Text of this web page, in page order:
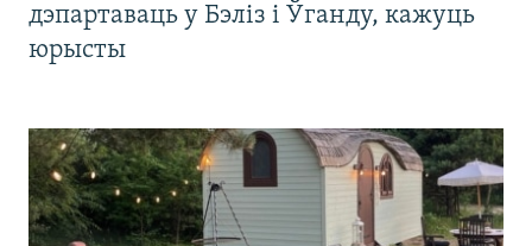
дэпартаваць у Бэліз і Ўганду, кажуць
юрысты